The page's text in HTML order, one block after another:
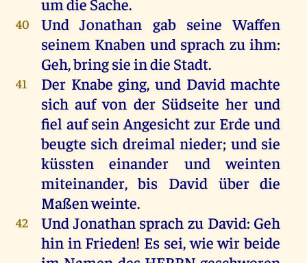
40 Und Jonathan gab seine Waffen
seinem Knaben und sprach zu ihm:
Geh, bringsieindie Stadt.
41 Der Knabe ging, und David machte
sich auf von derSüdseite her und
fiel auf sein Angesicht zur Erde und
beugte sich dreimal nieder; und sie
küssteneinander und
weinten
miteinander,bis David über die
Maßenweinte.
42 Und Jonathan sprach zu David: Geh
hin in Frieden! Es sei,wie wir beide